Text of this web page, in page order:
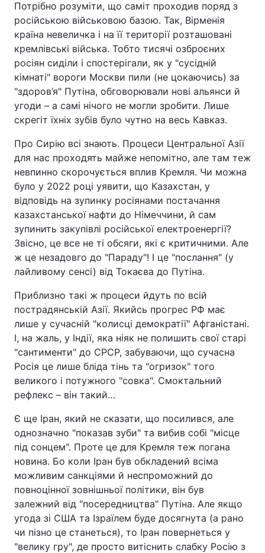
Потрібно розуміти, що саміт проходив поряд з
російською військовою базою. Так, Вірменія
країна невеличка і на її території розташовані
кремлівські війська. Тобто тисячі озброєних
росіян сиділи і спостерігали, як у "сусідній
кімнаті" вороги Москви пили (не цокаючись) за
"здоров’я" Путіна, обговорювали нові альянси й
угоди – а самі нічого не могли зробити. Лише
скрегіт їхніх зубів було чутно на весь Кавказ.
Про Сирію всі знають. Процеси Центральної Азії
для нас проходять майже непомітно, але там теж
невпинно скорочується вплив Кремля. Чи можна
було у 2022 році уявити, що Казахстан, у
відповідь на зупинку росіянами постачання
казахстанської нафти до Німеччини, й сам
зупинить закупівлі російської електроенергії?
Звісно, це все не ті обсяги, які є критичними. Але
ж це незадовго до "Параду"! І це "послання" (у
лайливому сенсі) від Токаєва до Путіна.
Приблизно такі ж процеси йдуть по всій
пострадянській Азії. Якийсь прогрес РФ має
лише у сучасній "колисці демократії" Афганістані.
І, на жаль, у Індії, яка ніяк не полишить свої старі
"сантименти" до СРСР, забуваючи, що сучасна
Росія це лише бліда тінь та "огризок" того
великого і потужного "совка". Смоктальний
рефлекс – він такий…
Є ще Іран, який не сказати, що посилився, але
однозначно "показав зуби" та вибив собі "місце
під сонцем". Проте це для Кремля теж погана
новина. Бо коли Іран був обкладений всіма
можливим санкціями й неспроможний до
повноцінної зовнішньої політики, він був
залежний від "посередництва" Путіна. Але якщо
угода зі США та Ізраїлем буде досягнута (а рано
чи пізно це станеться), то Іран повернеться у
"велику гру", де просто витіснить слабку Росію з